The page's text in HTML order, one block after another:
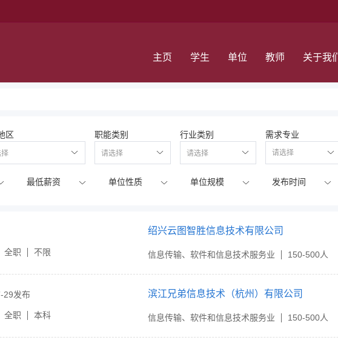
主页 学生 单位 教师 关于我们
区 职能类别
请选择
行业类别
请选择
需求专业
绍兴云图智胜信息技术有限公司
信息传输、软件和信息技术服务业 150-500人
全职 不限
滨江兄弟信息技术（杭州）有限公司
信息传输、软件和信息技术服务业 150-500人
29发布
全职 本科